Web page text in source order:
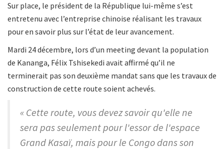
Sur place, le président de la République lui-même s’est
entretenu avec l’entreprise chinoise réalisant les travaux
pour en savoir plus sur l’état de leur avancement.
Mardi 24 décembre, lors d’un meeting devant la population
de Kananga, Félix Tshisekedi avait affirmé qu’il ne
terminerait pas son deuxième mandat sans que les travaux de
construction de cette route soient achevés.
« Cette route, vous devez savoir qu'elle ne
sera pas seulement pour l'essor de l'espace
Grand Kasaï, mais pour le Congo dans son